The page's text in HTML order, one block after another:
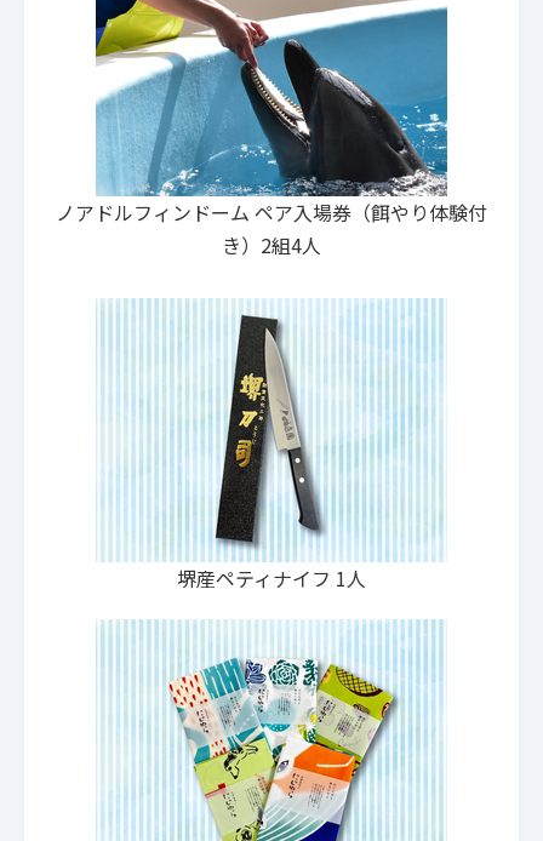
ノアドルフィンドーム ペア入場券（餌やり体験付
き）2組4人
堺産ペティナイフ 1人